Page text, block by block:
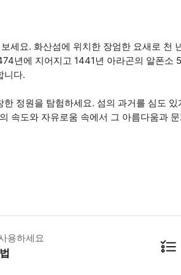
세요. 화산섬에 위치한 장엄한 요새로 천
년에 지어지고 1441년 아라곤의 알폰소
니다.
정원을 탐험하세요. 섬의 과거를 심도 있
속도와 자유로움 속에서 그 아름다움과
전 9시부터 오후 7시까지 운영됩니다. SNAV 페
용하세요